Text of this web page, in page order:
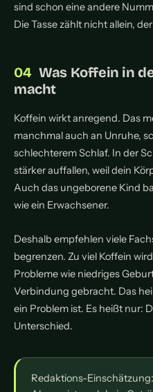
sind schon eine andere
Die Tasse zählt nicht allein,
Was Koffein in
macht
Koffein wirkt anregend. Das
manchmal auch an Unruhe,
schlechterem Schlaf. In der
stärker auffallen, weil dein
Auch das ungeborene Kind
wie ein Erwachsener.
Deshalb empfehlen viele
begrenzen. Zu viel Koffein
Probleme wie niedriges
Verbindung gebracht. Das
ein Problem ist. Es heißt nur:
Unterschied.
Redaktions-